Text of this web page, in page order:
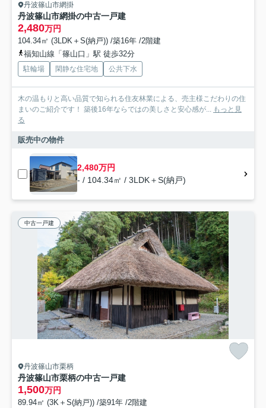
丹波篠山市網掛
丹波篠山市網掛の中古一戸建
2,480万円
104.34㎡ (3LDK＋S(納戸)) /築16年 /2階建
福知山線「篠山口」駅 徒歩32分
駐輪場 閑静な住宅地 公共下水
木の温もりと高い品質で知られる住友林業による、売主様こだわりの住
まいのご紹介です！ 築後16年ならではの美しさと安心感が... もっと見
る
販売中の物件
2,480万円
- / 104.34㎡ / 3LDK＋S(納戸)
中古一戸建
丹波篠山市栗柄
丹波篠山市栗柄の中古一戸建
1,500万円
89.94㎡ (3K＋S(納戸)) /築91年 /2階建